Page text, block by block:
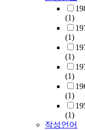
(1)
(1)
(1)
(1)
(1)
(1)
작성언어